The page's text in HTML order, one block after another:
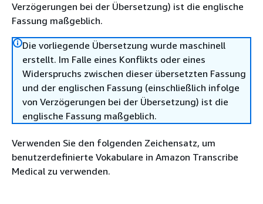
Verzögerungen bei der Übersetzung) ist die englische
Fassung maßgeblich.
Die vorliegende Übersetzung wurde maschinell
erstellt. Im Falle eines Konflikts oder eines
Widerspruchs zwischen dieser übersetzten Fassung
und der englischen Fassung (einschließlich infolge
von Verzögerungen bei der Übersetzung) ist die
englische Fassung maßgeblich.
Verwenden Sie den folgenden Zeichensatz, um
benutzerdefinierte Vokabulare in Amazon Transcribe
Medical zu verwenden.